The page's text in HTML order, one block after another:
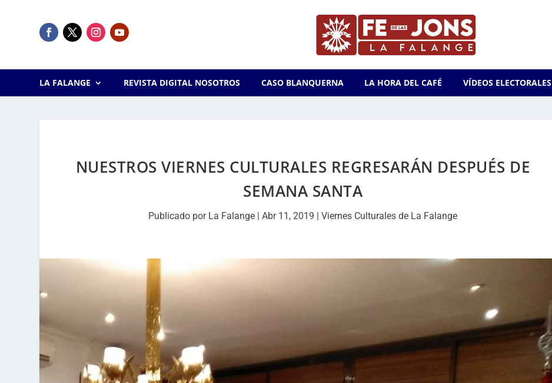
LA FALANGE REVISTA DIGITAL NOSOTROS CASO BLANQUERNA LA HORA DEL CAFÉ VÍDEOS ELECTORALES
NUESTROS VIERNES CULTURALES REGRESARÁN DESPUÉS DE
SEMANA SANTA
Publicado por La Falange |Abr 11, 2019 |Viernes Culturales de La Falange